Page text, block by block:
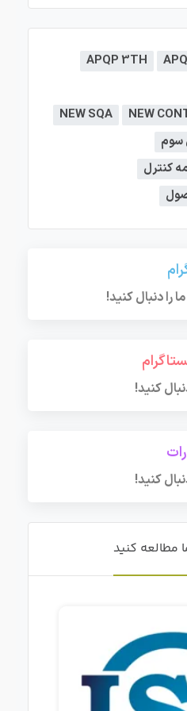
APQP 3TH
NEW
NEW SQA
سوم
کنترل
را دنبال کنید!
کنید!
کنید!
مطالعه کنید